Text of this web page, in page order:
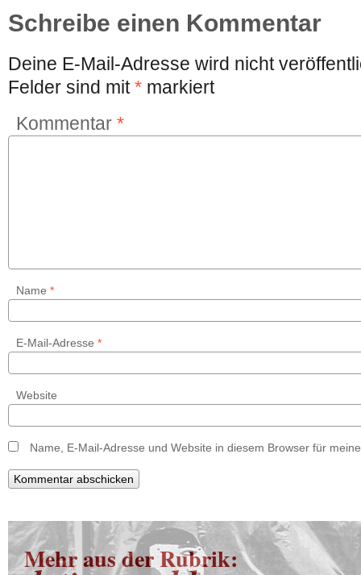
Schreibe einen Kommentar
Deine E-Mail-Adresse wird nicht
Felder sind mit* markiert
Kommentar *
Name *
E-Mail-Adresse *
Website
Name, E-Mail-Adresse und Website in diesem Browser für
Mehr aus der Rubrik: